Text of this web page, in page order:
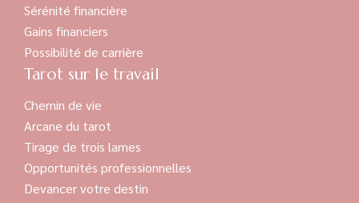
Sérénité financière
Gains financiers
Possibilité de carrière
Tarot sur le travail
Chemin de vie
Arcane du tarot
Tirage de trois lames
Opportunités professionnelles
Devancer votre destin